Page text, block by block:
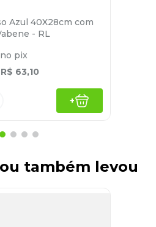
Azul 40X28cm com
- RL
no pix
R$ 63,10
+
também levou